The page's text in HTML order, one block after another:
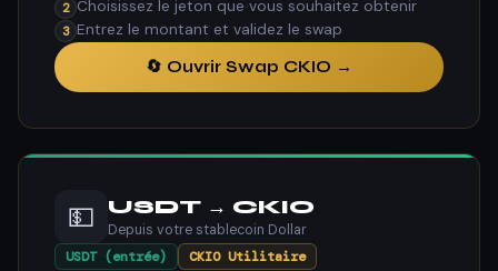
2 Choisissez le jeton que vous souhaitez obtenir
3 Entrez le montant et validez le swap
🔄 Ouvrir Swap CKIO →
💵 USDT → CKIO
Depuis votre stablecoin Dollar
USDT (entrée)
CKIO Utilitaire